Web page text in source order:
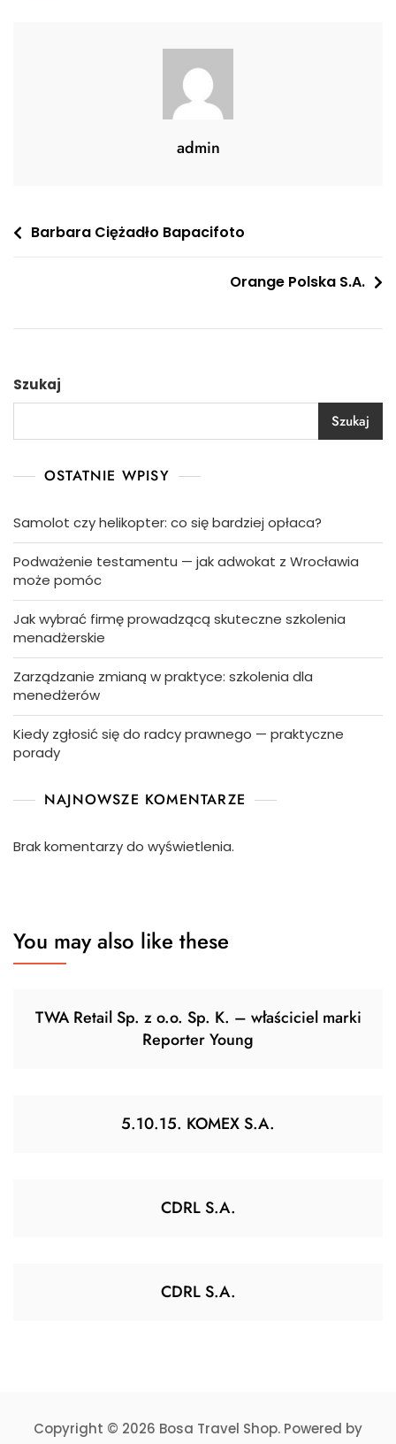
admin
Nawigacja
Barbara Ciężadło Bapacifoto
Orange Polska S.A.
Szukaj
Szukaj
OSTATNIE WPISY
Samolot czy helikopter: co się bardziej opłaca?
Podważenie testamentu — jak adwokat z Wrocławia
może pomóc
Jak wybrać firmę prowadzącą skuteczne szkolenia
menadżerskie
Zarządzanie zmianą w praktyce: szkolenia dla
menedżerów
Kiedy zgłosić się do radcy prawnego — praktyczne
porady
NAJNOWSZE KOMENTARZE
Brak komentarzy do wyświetlenia.
You may also like these
TWA Retail Sp. z o.o. Sp. K. – właściciel marki
Reporter Young
5.10.15. KOMEX S.A.
CDRL S.A.
CDRL S.A.
Copyright © 2026 Bosa Travel Shop. Powered by